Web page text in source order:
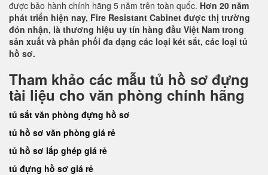
được bảo hành chính hãng 5 năm trên toàn quốc. Hơn 20 năm
phát triển hiện nay, Fire Resistant Cabinet được thị trường
đón nhận, là thương hiệu uy tín hàng đầu Việt Nam trong
sản xuất và phân phối đa dạng các loại két sắt, các loại tủ
hồ sơ.
Tham khảo các mẫu tủ hồ sơ đựng
tài liệu cho văn phòng chính hãng
tủ sắt văn phòng đựng hồ sơ
tủ hồ sơ văn phòng giá rẻ
tủ hồ sơ lắp ghép giá rẻ
tủ đựng hồ sơ giá rẻ